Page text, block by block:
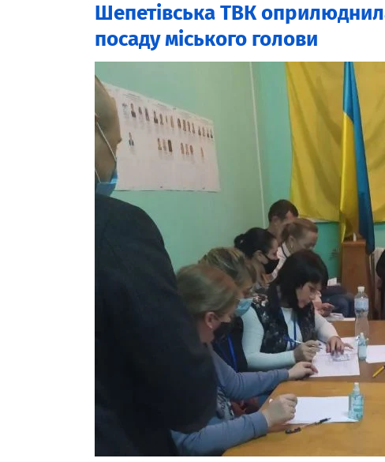
Шепетівська ТВК
посаду міського голови